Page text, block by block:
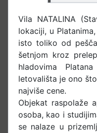
Vila NATALINA
lokaciji, u
isto toliko od
šetnjom kroz
hladovima
letovališta je ono
najviše cene.
Objekat raspolaže
osoba, kao i
se nalaze u